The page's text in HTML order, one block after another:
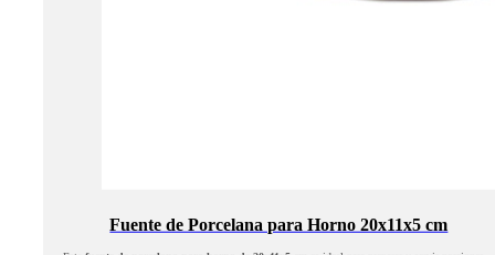
Fuente de Porcelana para Horno 20x11x5 cm